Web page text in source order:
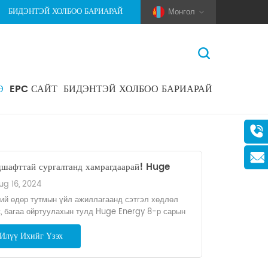
Монгол
БИДЭНТЭЙ ХОЛБОО БАРИАРАЙ
EPC САЙТ БИДЭНТЭЙ ХОЛБОО БАРИАРАЙ
сургалтанд хамрагдаарай! Huge
ийн 2024 оны Зуны Багийн Барилга
ихтэй дууслаа!
16, 2024
өдөр тутмын үйл ажиллагаанд сэтгэл хөдлөл
багаа ойртуулахын тулд Huge Energy 8-р сарын
11-ний хооронд мартагдашгүй баг бүрдүүлэх
зохион байгууллаа. "Хан, Тан гүрний эртний хот",
алдарт хот" гэгддэг түүхээр баялаг Тайнинг
ажилчид болон тэдний гэр бүлийнхэн хамтдаа
Илүү Ихийг Үзэх